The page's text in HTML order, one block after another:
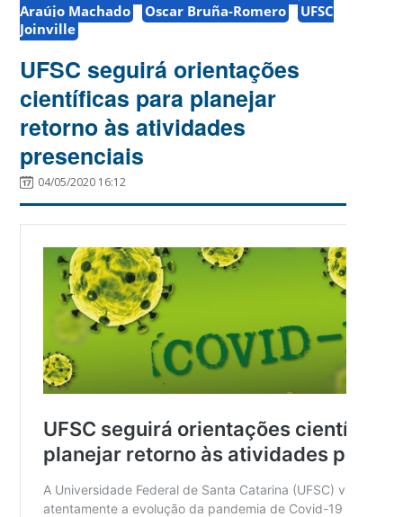
Araújo Machado
Oscar Bruña-Romero
UFSC
Joinville
UFSC seguirá orientações
científicas para planejar
retorno às atividades
presenciais
04/05/2020 16:12